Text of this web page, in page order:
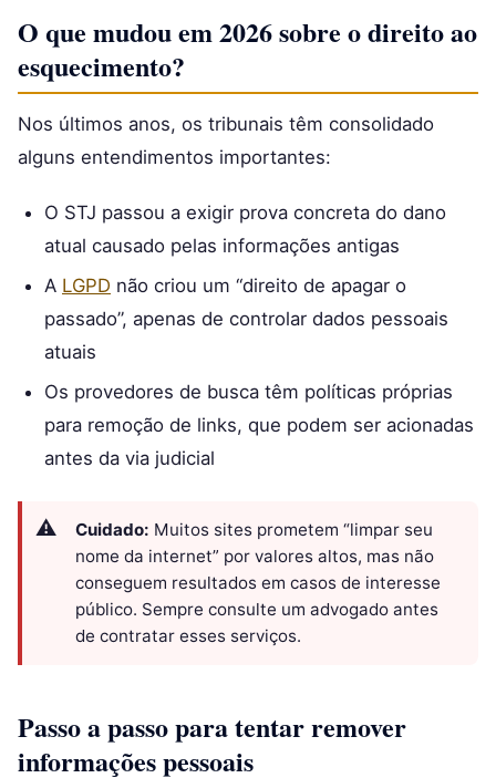
O que mudou em 2026 sobre o direito ao
esquecimento?
Nos últimos anos, os tribunais têm consolidado
alguns entendimentos importantes:
O STJ passou a exigir prova concreta do dano
atual causado pelas informações antigas
A LGPD não criou um “direito de apagar o
passado”, apenas de controlar dados pessoais
atuais
Os provedores de busca têm políticas próprias
para remoção de links, que podem ser acionadas
antes da via judicial
Cuidado: Muitos sites prometem “limpar seu
nome da internet” por valores altos, mas não
conseguem resultados em casos de interesse
público. Sempre consulte um advogado antes
de contratar esses serviços.
Passo a passo para tentar remover
informações pessoais